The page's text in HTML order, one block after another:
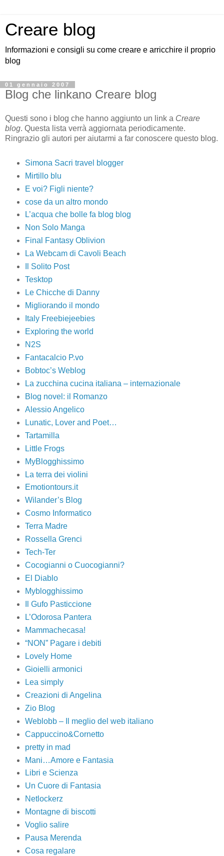
Creare blog
Informazioni e consigli su come creare e arricchire il proprio
blog
01 gennaio 2007
Blog che linkano Creare blog
Questi sono i blog che hanno aggiunto un link a Creare
blog. Questa lista verrà aggiornata periodicamente.
Ringrazio gli autori per aiutarmi a far conoscere questo blog.
Simona Sacri travel blogger
Mirtillo blu
E voi? Figli niente?
cose da un altro mondo
L’acqua che bolle fa blog blog
Non Solo Manga
Final Fantasy Oblivion
La Webcam di Cavoli Beach
Il Solito Post
Tesktop
Le Chicche di Danny
Migliorando il mondo
Italy Freebiejeebies
Exploring the world
N2S
Fantacalcio P.vo
Bobtoc’s Weblog
La zucchina cucina italiana – internazionale
Blog novel: il Romanzo
Alessio Angelico
Lunatic, Lover and Poet…
Tartamilla
Little Frogs
MyBlogghissimo
La terra dei violini
Emotiontours.it
Wilander’s Blog
Cosmo Informatico
Terra Madre
Rossella Grenci
Tech-Ter
Cocogianni o Cuocogianni?
El Diablo
Myblogghissimo
Il Gufo Pasticcione
L’Odorosa Pantera
Mammachecasa!
“NON” Pagare i debiti
Lovely Home
Gioielli armonici
Lea simply
Creazioni di Angelina
Zio Blog
Weblobb – Il meglio del web italiano
Cappuccino&Cornetto
pretty in mad
Mani…Amore e Fantasia
Libri e Scienza
Un Cuore di Fantasia
Netlockerz
Montagne di biscotti
Voglio salire
Pausa Merenda
Cosa regalare